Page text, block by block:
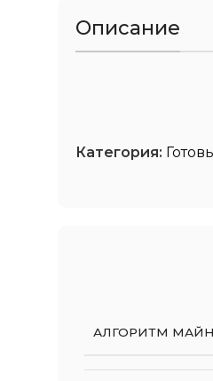
Описание
Категория:
АЛГОРИТМ